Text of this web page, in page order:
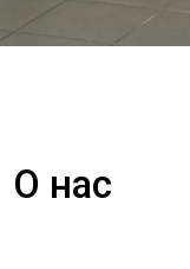
О нас